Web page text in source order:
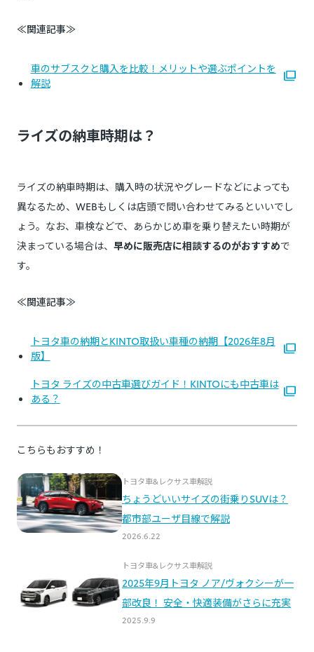
≪関連記事≫
車のサブスクと購入を比較！メリットや選ぶポイントを
解説
ライズの納車時期は？
ライズの納車時期は、購入時の状況やグレードなどによっても
異なるため、WEBもしくは店頭で問い合わせてみるといいでし
ょう。なお、車検などで、あらかじめ車を乗り替えたい時期が
決まっている場合は、 早めに販売店に相談するのがおすすめで
す。
≪関連記事≫
トヨタ車の納期とKINTO取扱い車種の納期【2026年8月
版】
トヨタ ライズの中古車選びガイド！KINTOにも中古車は
ある？